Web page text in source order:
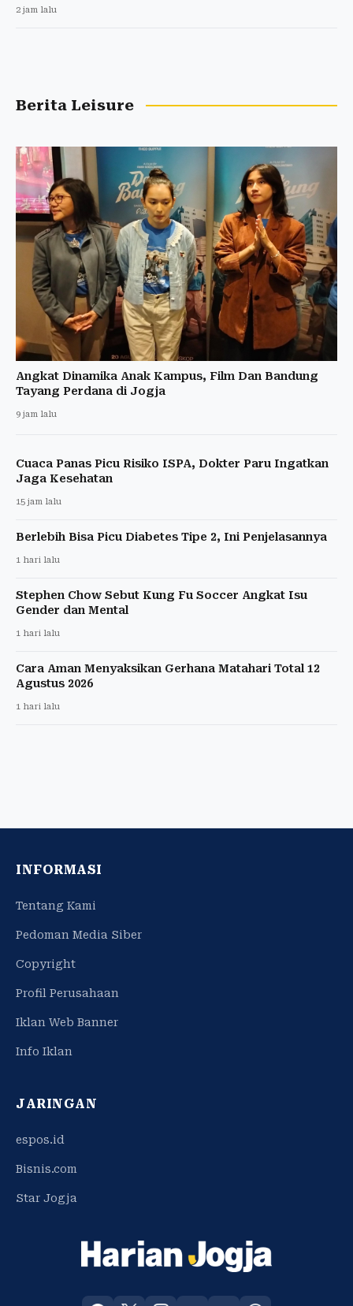
2 jam lalu
Berita Leisure
Angkat Dinamika Anak Kampus, Film Dan Bandung
Tayang Perdana di Jogja
9 jam lalu
Cuaca Panas Picu Risiko ISPA, Dokter Paru Ingatkan
Jaga Kesehatan
15 jam lalu
Berlebih Bisa Picu Diabetes Tipe 2, Ini Penjelasannya
1 hari lalu
Stephen Chow Sebut Kung Fu Soccer Angkat Isu
Gender dan Mental
1 hari lalu
Cara Aman Menyaksikan Gerhana Matahari Total 12
Agustus 2026
1 hari lalu
INFORMASI
Tentang Kami
Pedoman Media Siber
Copyright
Profil Perusahaan
Iklan Web Banner
Info Iklan
JARINGAN
espos.id
Bisnis.com
Star Jogja